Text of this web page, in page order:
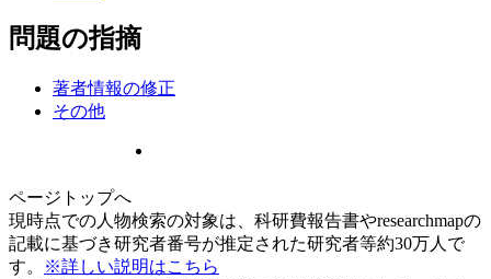
問題の指摘
著者情報の修正
その他
ページトップへ
現時点での人物検索の対象は、科研費報告書やresearchmapの
記載に基づき研究者番号が推定された研究者等約30万人で
す。
※詳しい説明はこちら